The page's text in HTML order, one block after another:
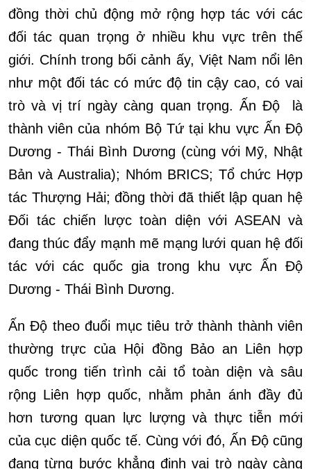
đồng thời chủ động mở rộng hợp tác với các
đối tác quan trọng ở nhiều khu vực trên thế
giới. Chính trong bối cảnh ấy, Việt Nam nổi lên
như một đối tác có mức độ tin cậy cao, có vai
trò và vị trí ngày càng quan trọng. Ấn Độ là
thành viên của nhóm Bộ Tứ tại khu vực Ấn Độ
Dương - Thái Bình Dương (cùng với Mỹ, Nhật
Bản và Australia); Nhóm BRICS; Tổ chức Hợp
tác Thượng Hải; đồng thời đã thiết lập quan hệ
Đối tác chiến lược toàn diện với ASEAN và
đang thúc đẩy mạnh mẽ mạng lưới quan hệ đối
tác với các quốc gia trong khu vực Ấn Độ
Dương - Thái Bình Dương.
Ấn Độ theo đuổi mục tiêu trở thành thành viên
thường trực của Hội đồng Bảo an Liên hợp
quốc trong tiến trình cải tổ toàn diện và sâu
rộng Liên hợp quốc, nhằm phản ánh đầy đủ
hơn tương quan lực lượng và thực tiễn mới
của cục diện quốc tế. Cùng với đó, Ấn Độ cũng
đang từng bước khẳng định vai trò ngày càng